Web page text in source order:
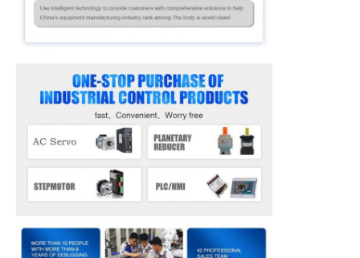
Interface de machine humaine
réducteur de vitesse
SERVO MOTEUR CA